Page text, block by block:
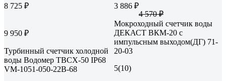
8 725 ₽
9 950 ₽
Турбинный счетчик холодной
воды Водомер ТВСХ-50 IP68
VM-1051-050-22B-68
3 886 ₽
4 570 ₽
Мокроходный счетчик воды
ДЕКАСТ ВКМ-20 с
импульсным выходом(ДГ) 71-
20-03
5(10)